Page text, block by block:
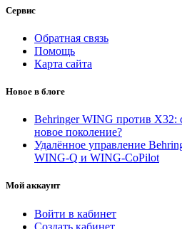
Сервис
Обратная связь
Помощь
Карта сайта
Новое в блоге
Behringer WING против X32:
новое поколение?
Удалённое управление
WING-Q и WING-CoPilot
Мой аккаунт
Войти в кабинет
Создать кабинет